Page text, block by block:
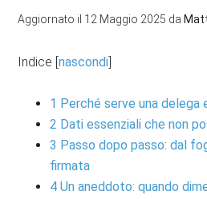
Aggiornato il 12 Maggio 2025 da
Indice [nascondi]
1 Perché serve una delega
2 Dati essenziali che non
3 Passo dopo passo: dal
firmata
4 Un aneddoto: quando